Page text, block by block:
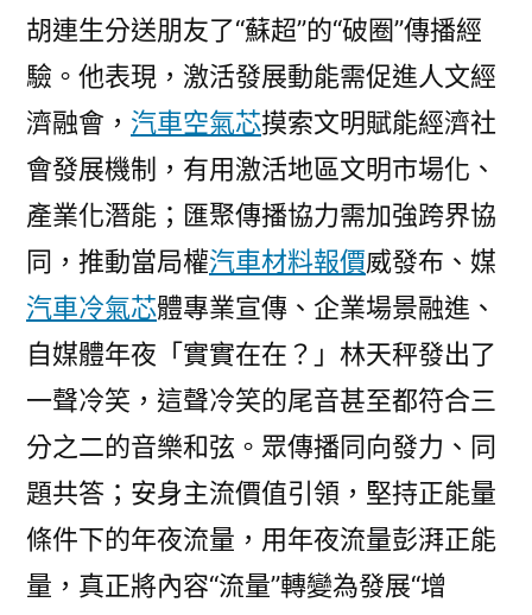
胡連生分送朋友了“蘇超”的“破圈”傳播經
驗。他表現，激活發展動能需促進人文經
濟融會， 汽車空氣芯摸索文明賦能經濟社
會發展機制，有用激活地區文明市場化、
產業化潛能；匯聚傳播協力需加強跨界協
同，推動當局權汽車材料報價威發布、媒
汽車冷氣芯體專業宣傳、企業場景融進、
自媒體年夜「實實在在？」林天秤發出了
一聲冷笑，這聲冷笑的尾音甚至都符合三
分之二的音樂和弦。眾傳播同向發力、同
題共答；安身主流價值引領，堅持正能量
條件下的年夜流量，用年夜流量彭湃正能
量，真正將內容“流量”轉變為發展“增